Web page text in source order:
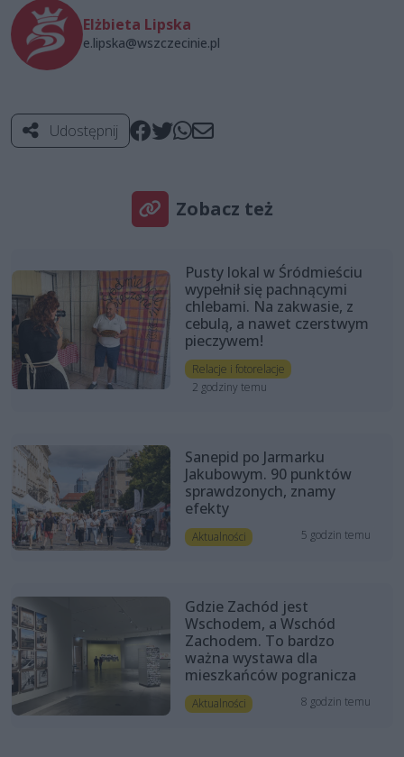
Elżbieta Lipska
e.lipska@wszczecinie.pl
Udostępnij
Zobacz też
Pusty lokal w Śródmieściu
wypełnił się pachnącymi
chlebami. Na zakwasie, z
cebulą, a nawet czerstwym
pieczywem!
Relacje i fotorelacje
2 godziny temu
Sanepid po Jarmarku
Jakubowym. 90 punktów
sprawdzonych, znamy
efekty
Aktualności 5 godzin temu
Gdzie Zachód jest
Wschodem, a Wschód
Zachodem. To bardzo
ważna wystawa dla
mieszkańców pogranicza
Aktualności 8 godzin temu